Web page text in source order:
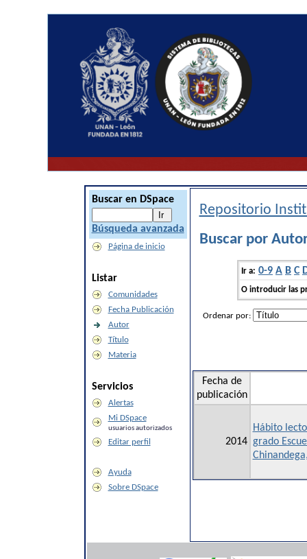
Buscar en DSpace
Búsqueda avanzada
Página de inicio
Listar
Comunidades
Fecha Publicación
Autor
Título
Materia
Servicios
Alertas
Mi DSpace
usuarios autorizados
Editar perfil
Ayuda
Sobre DSpace
Repositorio
Buscar por
Ir a: 0-9 A B C
O introducir las
Ordenar por:
Fecha de
publicación
2014
Hábito
grado